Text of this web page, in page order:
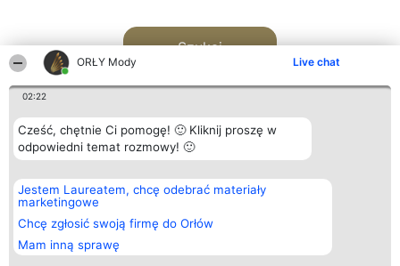
ORŁY Mody Live chat
02:22
Cześć, chętnie Ci pomogę! 🙂 Kliknij proszę w
odpowiedni temat rozmowy! 🙂
Jestem Laureatem, chcę odebrać materiały
marketingowe
Chcę zgłosić swoją firmę do Orłów
Mam inną sprawę
Szukaj
Organizator plebiscytu
Bright Side Solutions sp. z o.
o. sp. k.
ul. Ruska 22
Wrocław 50-079
KRS 0000749100 | Regon
381313360 | NIP 8943132676
Plebiscyt
Laureaci
wszystkich
Laureatów
Regulamin
Kontakt
Kontakt